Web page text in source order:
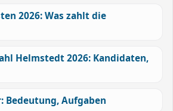
2026: Was zahlt die
Helmstedt 2026: Kandidaten,
Bedeutung, Aufgaben